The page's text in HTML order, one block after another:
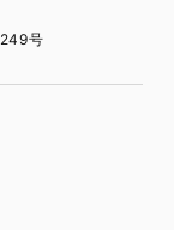
号